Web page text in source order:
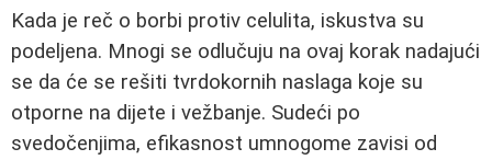
Kada je reč o borbi protiv celulita, iskustva su
podeljena. Mnogi se odlučuju na ovaj korak nadajući
se da će se rešiti tvrdokornih naslaga koje su
otporne na dijete i vežbanje. Sudeći po
svedočenjima, efikasnost umnogome zavisi od